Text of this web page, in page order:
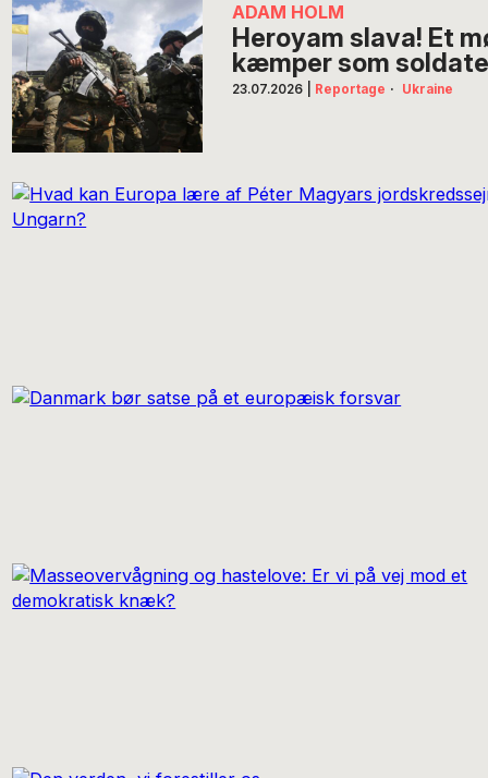
ADAM HOLM
Heroyam slava! Et
kæmper som
23.07.2026 Reportage · Ukraine